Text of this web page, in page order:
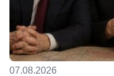
07.08.2026